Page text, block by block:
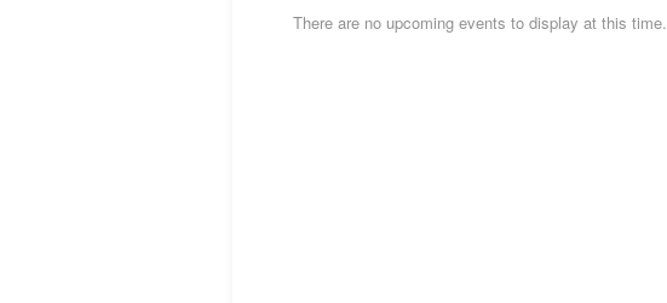
There are no upcoming events to display at this time.